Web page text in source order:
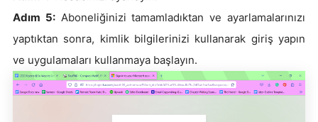
Adım 5:Aboneliğinizi tamamladıktan ve ayarlamalarınızı
yaptıktan sonra, kimlik bilgilerinizi kullanarak giriş yapın
ve uygulamaları kullanmaya başlayın.